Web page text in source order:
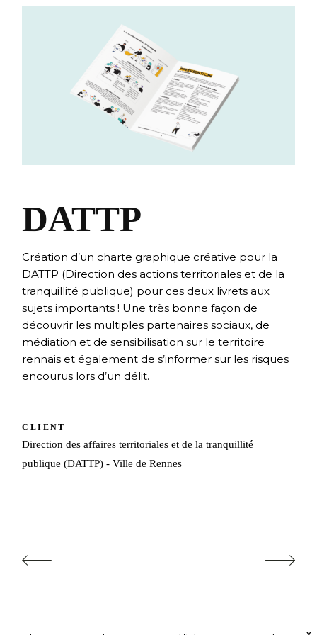
DATTP
Création d’un charte graphique créative pour la
DATTP (Direction des actions territoriales et de la
tranquillité publique) pour ces deux livrets aux
sujets importants ! Une très bonne façon de
découvrir les multiples partenaires sociaux, de
médiation et de sensibilisation sur le territoire
rennais et également de s’informer sur les risques
encourus lors d’un délit.
CLIENT
Direction des affaires territoriales et de la tranquillité
publique (DATTP) - Ville de Rennes